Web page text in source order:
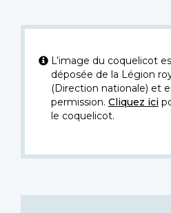
L’image du coquelicot
déposée de la Légion
(Direction nationale) et
permission. Cliquez ici
le coquelicot.